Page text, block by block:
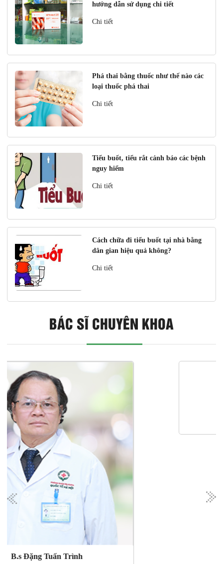
hướng dẫn sử dụng chi tiết
Chi tiết
Phá thai bằng thuốc như thế nào các
loại thuốc phá thai
Chi tiết
Tiểu buốt, tiểu rắt cảnh báo các bệnh
nguy hiểm
Chi tiết
Cách chữa đi tiểu buốt tại nhà bằng
dân gian hiệu quả không?
Chi tiết
BÁC SĨ CHUYÊN KHOA
CK II Nam học - Tiết niệu
CHI TIẾT